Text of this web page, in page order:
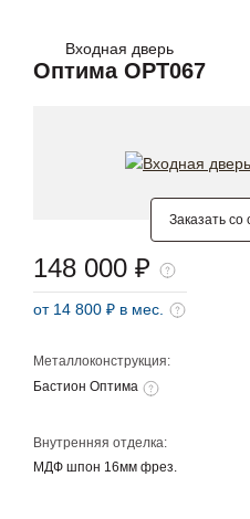
Входная дверь
Оптима OPT067
Заказать со
Металлоконструкция:
Бастион Оптима
Внутренняя отделка:
МДФ шпон 16мм фрез.
148 000 ₽
от 14 800 ₽ в мес.